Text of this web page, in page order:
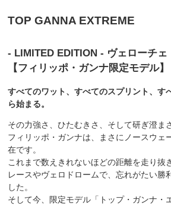
TOP GANNA EXTREME
- LIMITED EDITION - ヴェローチ
【フィリッポ・ガンナ限定モデル】
すべてのワット、すべてのスプリント、す
ら始まる。
その力強さ、ひたむきさ、そして研ぎ澄ま
フィリッポ・ガンナは、まさにノースウェ
在です。
これまで数えきれないほどの距離を走り抜
レースやヴェロドロームで、忘れがたい勝
した。
そして今、限定モデル「トップ・ガンナ・